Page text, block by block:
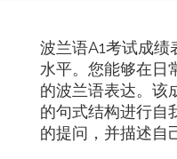
波兰语A1考试成绩
水平。您能够在日
的波兰语表达。该
的句式结构进行自
的提问，并描述自